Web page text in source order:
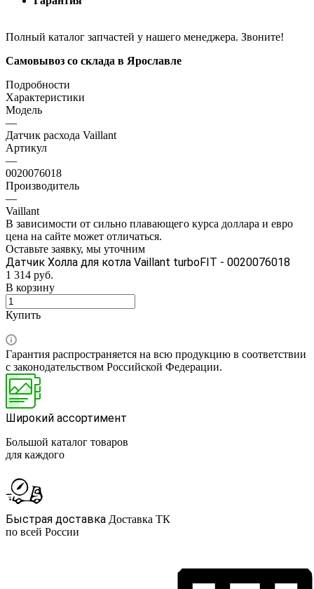
Полный каталог запчастей у нашего менеджера. Звоните!
Самовывоз со склада в Ярославле
Подробности
Характеристики
Модель
—
Датчик расхода Vaillant
Артикул
—
0020076018
Производитель
—
Vaillant
В зависимости от сильно плавающего курса доллара и евро
цена на сайте может отличаться.
Оставьте заявку, мы уточним
Датчик Холла для котла Vaillant turboFIT - 0020076018
1 314 руб.
В корзину
Купить
Гарантия распространяется на всю продукцию в соответствии
с законодательством Российской Федерации.
Широкий ассортимент
Большой каталог товаров
для каждого
Быстрая доставка Доставка ТК
по всей России